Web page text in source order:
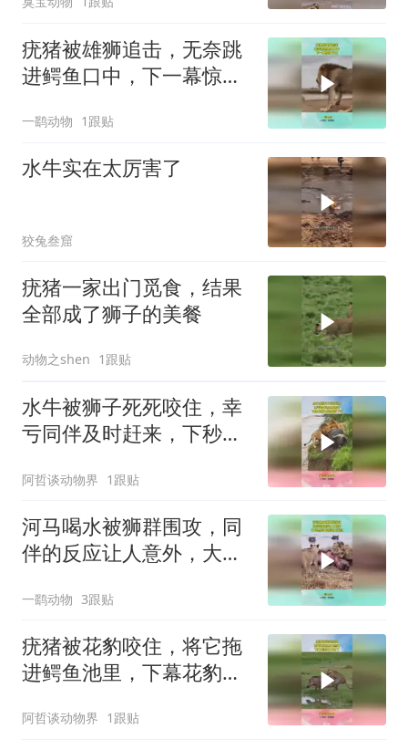
疣猪被雄狮追击，无奈跳
进鳄鱼口中，下一幕惊掉
一鹞动物 1跟贴
水牛实在太厉害了
狡兔叁窟
疣猪一家出门觅食，结果
全部成了狮子的美餐
动物之shen 1跟贴
水牛被狮子死死咬住，幸
亏同伴及时赶来，下秒雄
阿哲谈动物界 1跟贴
河马喝水被狮群围攻，同
伴的反应让人意外，大自
一鹞动物 3跟贴
疣猪被花豹咬住，将它拖
进鳄鱼池里，下幕花豹跑
阿哲谈动物界 1跟贴